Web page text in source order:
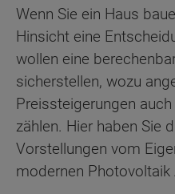
Wenn Sie ein Haus
Hinsicht eine
wollen eine
sicherstellen, wozu
Preissteigerungen
zählen. Hier haben Sie
Vorstellungen vom
modernen Photovoltaik